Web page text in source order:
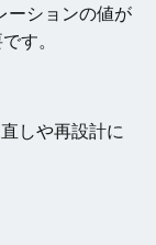
ーションの値が
す。
しや再設計に